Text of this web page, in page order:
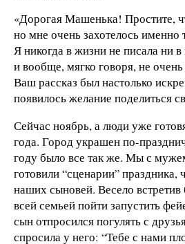
«Дорогая Машенька! Простите,
но мне очень захотелось именно
Я никогда в жизни не писала ни
и вообще, мягко говоря, не
Ваш рассказ был настолько
появилось желание поделиться
Сейчас ноябрь, а люди уже
года. Город украшен по-
году было все так же. Мы с
готовили “сценарии” праздника,
наших сыновей. Весело
всей семьей пойти запустить
сын отпросился погулять с
спросила у него: “Тебе с нами